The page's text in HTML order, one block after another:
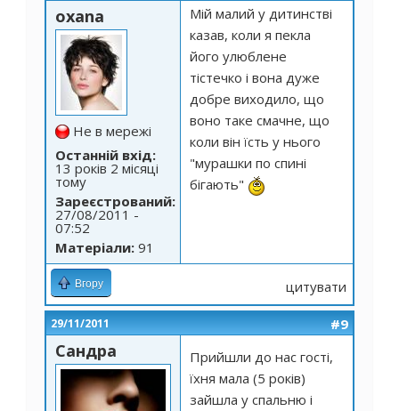
oxana
Не в мережі
Останній вхід:
13 років 2 місяці
тому
Зареєстрований:
27/08/2011 -
07:52
Матеріали: 91
Мій малий у дитинстві
казав, коли я пекла
його улюблене
тістечко і вона дуже
добре виходило, що
воно таке смачне, що
коли він їсть у нього
"мурашки по спині
бігають"
Вгору цитувати
29/11/2011 #9
Сандра
Прийшли до нас гості,
їхня мала (5 років)
зайшла у спальню і